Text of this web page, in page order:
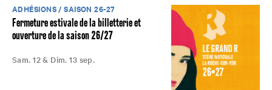
ADHÉSIONS / SAISON 26-27
Fermeture estivale de la billetterie et
ouverture de la saison 26/27
Sam. 12 & Dim. 13 sep.